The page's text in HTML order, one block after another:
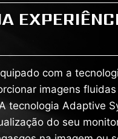
com a
imagens
tecnologia Adaptive
do seu